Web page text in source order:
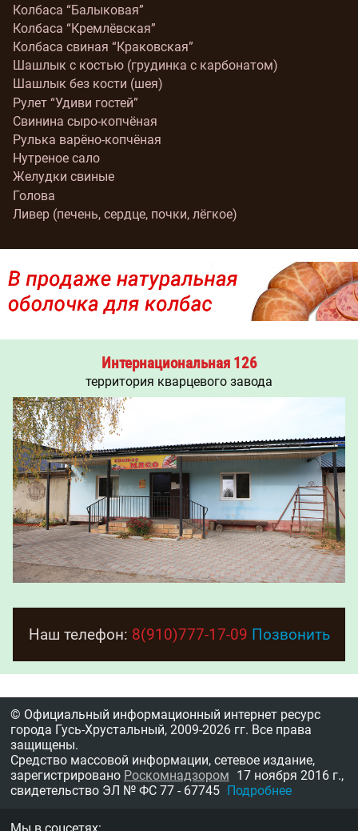
Колбаса “Балыковая”
Колбаса “Кремлёвская”
Колбаса свиная “Краковская”
Шашлык с костью (грудинка с карбонатом)
Шашлык без кости (шея)
Рулет “Удиви гостей”
Свинина сыро-копчёная
Рулька варёно-копчёная
Нутреное сало
Желудки свиные
Голова
Ливер (печень, сердце, почки, лёгкое)
Интернациональная 126
территория кварцевого завода
Наш телефон: 8(910)777-17-09 Позвонить
© Официальный информационный интернет ресурс
города Гусь-Хрустальный, 2009-2026 гг. Все права
защищены.
Средство массовой информации, сетевое издание,
зарегистрировано Роскомнадзором 17 ноября 2016 г.,
свидетельство ЭЛ № ФС 77 - 67745 Подробнее